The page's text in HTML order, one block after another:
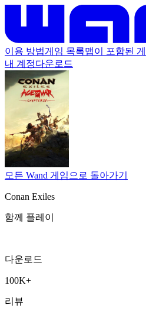
이용 방법게임 목록맵이 포함된
내 계정다운로드
모든 Wand 게임으로 돌아가기
Conan Exiles
함께 플레이
다운로드
100K+
리뷰